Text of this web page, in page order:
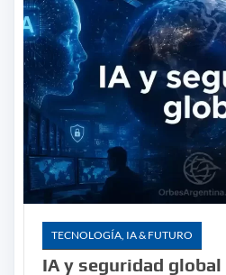
TECNOLOGÍA, IA & FUTURO
IA y seguridad